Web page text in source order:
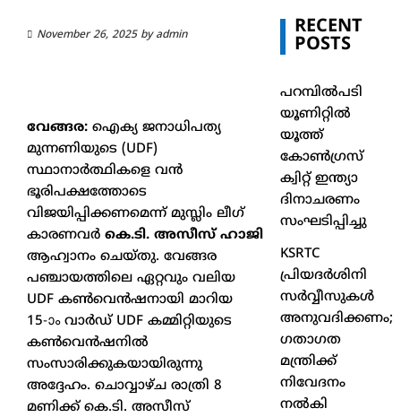
November 26, 2025by admin
വേങ്ങര: ഐക്യ ജനാധിപത്യ
മുന്നണിയുടെ (UDF)
സ്ഥാനാർത്ഥികളെ വൻ
ഭൂരിപക്ഷത്തോടെ
വിജയിപ്പിക്കണമെന്ന് മുസ്ലിം ലീഗ്
കാരണവർ കെ.ടി. അസീസ് ഹാജി
ആഹ്വാനം ചെയ്തു. വേങ്ങര
പഞ്ചായത്തിലെ ഏറ്റവും വലിയ
UDF കൺവെൻഷനായി മാറിയ
15-ാം വാർഡ് UDF കമ്മിറ്റിയുടെ
കൺവെൻഷനിൽ
സംസാരിക്കുകയായിരുന്നു
അദ്ദേഹം. ചൊവ്വാഴ്ച രാത്രി 8
മണിക്ക് കെ.ടി. അസീസ്
RECENT
POSTS
പറമ്പിൽപടി
യൂണിറ്റിൽ
യൂത്ത്
കോൺഗ്രസ്
ക്വിറ്റ് ഇന്ത്യാ
ദിനാചരണം
സംഘടിപ്പിച്ചു
KSRTC
പ്രിയദർശിനി
സർവ്വീസുകൾ
അനുവദിക്കണം;
ഗതാഗത
മന്ത്രിക്ക്
നിവേദനം
നൽകി